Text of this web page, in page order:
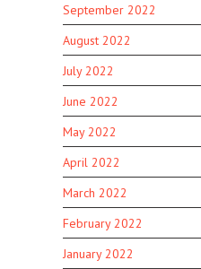
September 2022
August 2022
July 2022
June 2022
May 2022
April 2022
March 2022
February 2022
January 2022